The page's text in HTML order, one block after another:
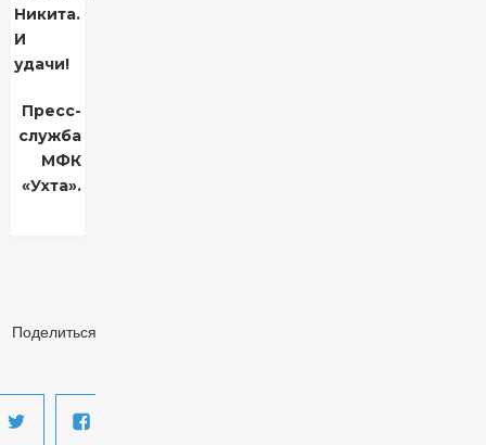
Никита.
И
удачи!
Пресс-
служба
МФК
«Ухта».
Поделиться: